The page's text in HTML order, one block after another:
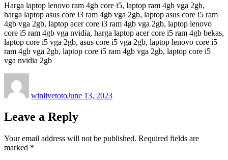
Harga laptop lenovo ram 4gb core i5, laptop ram 4gb vga 2gb,
harga laptop asus core i3 ram 4gb vga 2gb, laptop asus core i5 ram
4gb vga 2gb, laptop acer core i3 ram 4gb vga 2gb, laptop lenovo
core i5 ram 4gb vga nvidia, harga laptop acer core i5 ram 4gb bekas,
laptop core i5 vga 2gb, asus core i5 vga 2gb, laptop lenovo core i5
ram 4gb vga 2gb, laptop core i5 ram 4gb vga 2gb, laptop core i5
vga nvidia 2gb
winlivetotoJune 13, 2023
Leave a Reply
Your email address will not be published. Required fields are
marked *